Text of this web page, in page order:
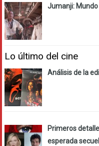
Jumanji:
Lo último del cine
Análisis de la
Primeros
esperada